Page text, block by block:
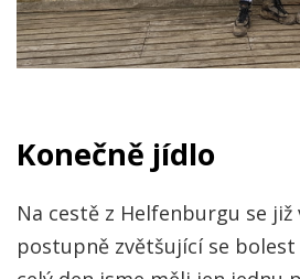
Konečně jídlo
Na cestě z Helfenburgu se již
postupně zvětšující se